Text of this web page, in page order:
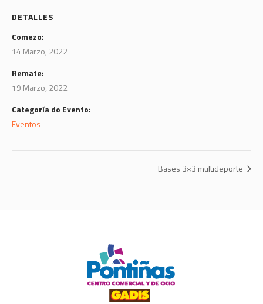
DETALLES
Comezo:
14 Marzo, 2022
Remate:
19 Marzo, 2022
Categoría do Evento:
Eventos
Bases 3×3 multideporte